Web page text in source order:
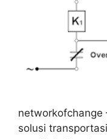
networkofchange
solusi